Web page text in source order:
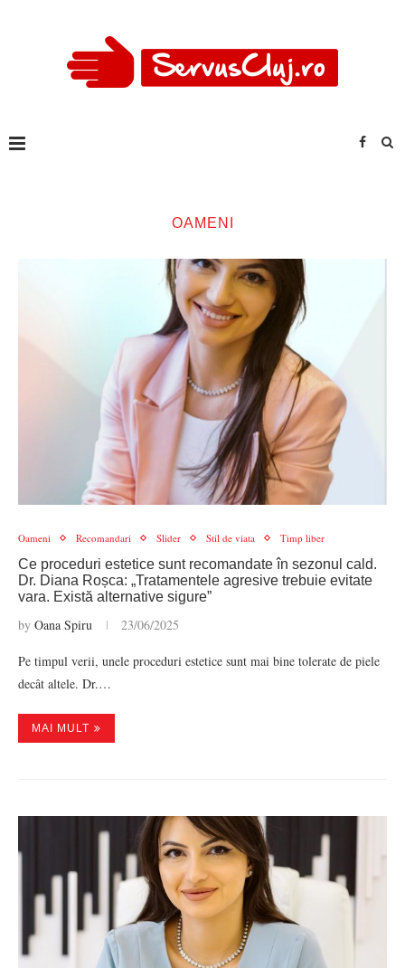
OAMENI
Oameni Recomandari Slider Stil de viata Timp liber
Ce proceduri estetice sunt recomandate în sezonul cald.
Dr. Diana Roșca: „Tratamentele agresive trebuie evitate
vara. Există alternative sigure”
by Oana Spiru 23/06/2025
Pe timpul verii, unele proceduri estetice sunt mai bine tolerate de piele
decât altele. Dr.…
MAI MULT